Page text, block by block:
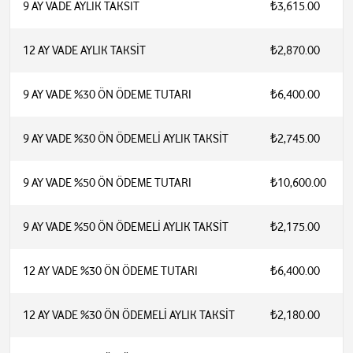
9 AY VADE AYLIK TAKSİT ₺3,615.00
12 AY VADE AYLIK TAKSİT ₺2,870.00
9 AY VADE %30 ÖN ÖDEME TUTARI ₺6,400.00
9 AY VADE %30 ÖN ÖDEMELİ AYLIK TAKSİT ₺2,745.00
9 AY VADE %50 ÖN ÖDEME TUTARI ₺10,600.00
9 AY VADE %50 ÖN ÖDEMELİ AYLIK TAKSİT ₺2,175.00
12 AY VADE %30 ÖN ÖDEME TUTARI ₺6,400.00
12 AY VADE %30 ÖN ÖDEMELİ AYLIK TAKSİT ₺2,180.00